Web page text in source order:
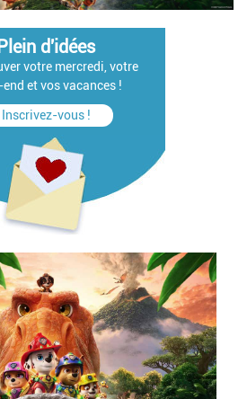
Plein d'idées
votre mercredi, votre
et vos vacances !
Inscrivez-vous !